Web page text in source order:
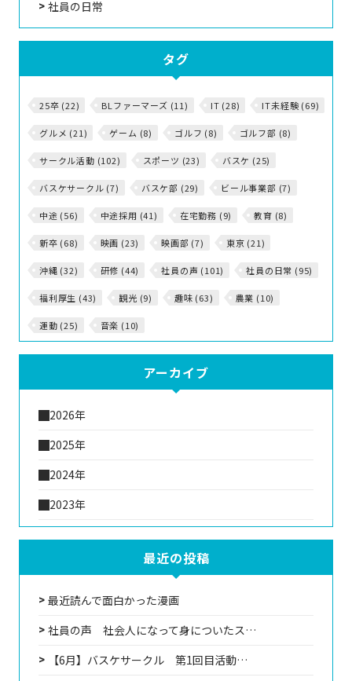
社員の日常
タグ
25卒 (22) BLファーマーズ (11) IT (28) IT未経験 (69)
グルメ (21) ゲーム (8) ゴルフ (8) ゴルフ部 (8)
サークル活動 (102) スポーツ (23) バスケ (25)
バスケサークル (7) バスケ部 (29) ビール事業部 (7)
中途 (56) 中途採用 (41) 在宅勤務 (9) 教育 (8)
新卒 (68) 映画 (23) 映画部 (7) 東京 (21)
沖縄 (32) 研修 (44) 社員の声 (101) 社員の日常 (95)
福利厚生 (43) 観光 (9) 趣味 (63) 農業 (10)
運動 (25) 音楽 (10)
アーカイブ
2026年
2025年
2024年
2023年
最近の投稿
最近読んで面白かった漫画
社員の声 社会人になって身についたス…
【6月】バスケサークル 第1回目活動…